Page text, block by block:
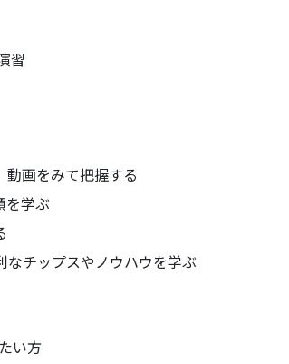
習
動画をみて把握する
を学ぶ
なチップスやノウハウを学ぶ
い方